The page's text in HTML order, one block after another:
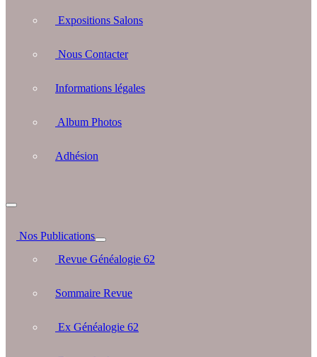
Expositions Salons
Nous Contacter
Informations légales
Album Photos
Adhésion
Nos Publications
Revue Généalogie 62
Sommaire Revue
Ex Généalogie 62